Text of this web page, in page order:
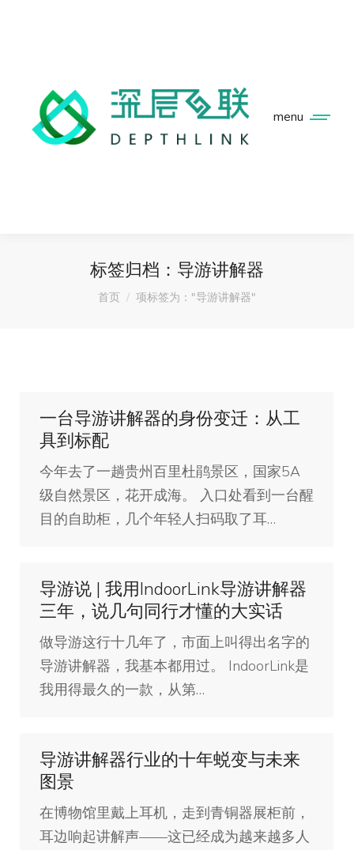
menu
标签归档： 导游讲解器
您在这里：
首页 项标签为："导游讲解器"
一台导游讲解器的身份变迁：从工
具到标配
今年去了一趟贵州百里杜鹃景区，国家5A
级自然景区，花开成海。 入口处看到一台醒
目的自助柜，几个年轻人扫码取了耳…
导游说 | 我用IndoorLink导游讲解器
三年，说几句同行才懂的大实话
做导游这行十几年了，市面上叫得出名字的
导游讲解器，我基本都用过。 IndoorLink是
我用得最久的一款，从第…
导游讲解器行业的十年蜕变与未来
图景
在博物馆里戴上耳机，走到青铜器展柜前，
耳边响起讲解声——这已经成为越来越多人